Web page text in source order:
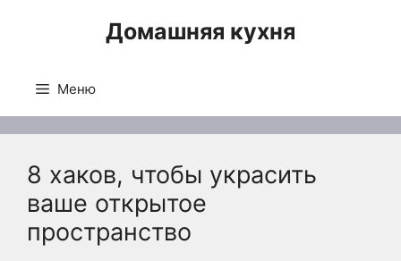
Домашняя кухня
Меню
8 хаков, чтобы украсить
ваше открытое
пространство